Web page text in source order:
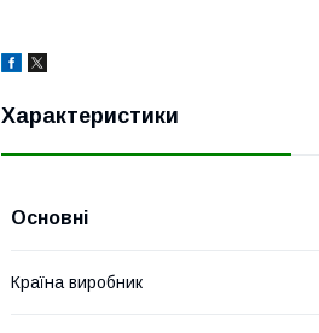
Характеристики
Основні
Країна виробник